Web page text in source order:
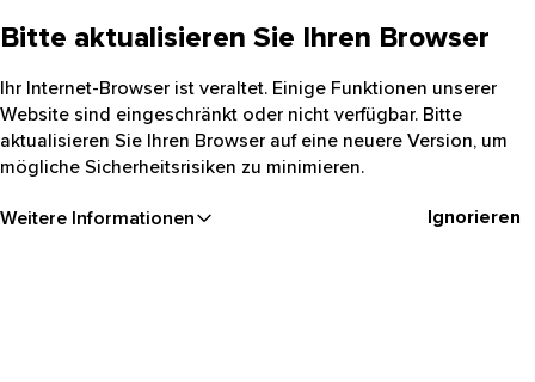
Bitte aktualisieren Sie Ihren Browser
Ihr Internet-Browser ist veraltet. Einige Funktionen unserer
Website sind eingeschränkt oder nicht verfügbar. Bitte
aktualisieren Sie Ihren Browser auf eine neuere Version, um
mögliche Sicherheitsrisiken zu minimieren.
Weitere Informationen Ignorieren